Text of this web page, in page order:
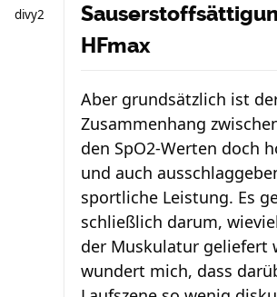
divy2
HFmax
Aber grundsätzlich ist
Zusammenhang
den SpO2-Werten doch
und auch
sportliche Leistung. Es
schließlich darum,
der Muskulatur geliefert
wundert mich, dass